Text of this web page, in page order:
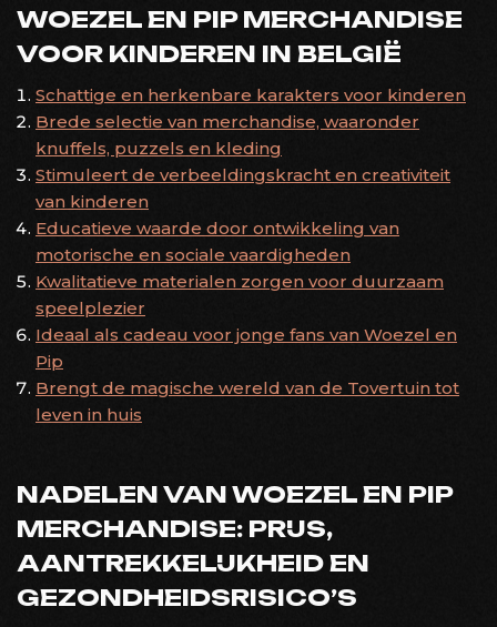
WOEZEL EN PIP MERCHANDISE
VOOR KINDEREN IN BELGIË
Schattige en herkenbare karakters voor kinderen
Brede selectie van merchandise, waaronder
knuffels, puzzels en kleding
Stimuleert de verbeeldingskracht en creativiteit
van kinderen
Educatieve waarde door ontwikkeling van
motorische en sociale vaardigheden
Kwalitatieve materialen zorgen voor duurzaam
speelplezier
Ideaal als cadeau voor jonge fans van Woezel en
Pip
Brengt de magische wereld van de Tovertuin tot
leven in huis
NADELEN VAN WOEZEL EN PIP
MERCHANDISE: PRIJS,
AANTREKKELIJKHEID EN
GEZONDHEIDSRISICO’S